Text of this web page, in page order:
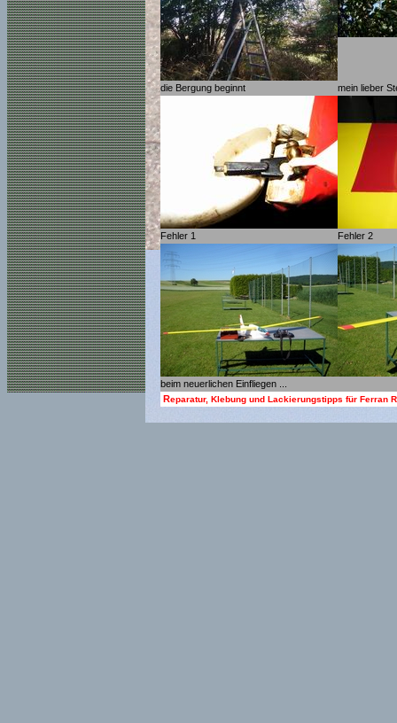
die Bergung beginnt mein lieber
Fehler 1 Fehler 2
beim neuerlichen Einfliegen ...
Reparatur, Klebung und Lackierungstipps für Ferran